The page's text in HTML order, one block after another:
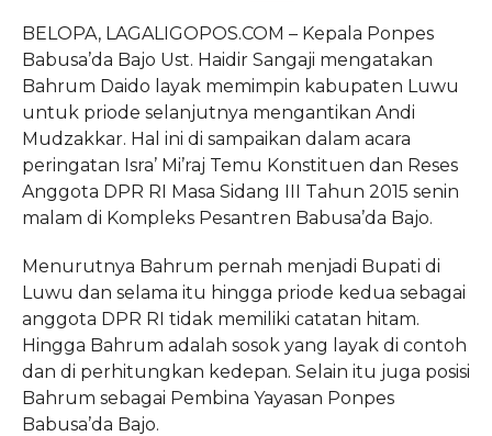
BELOPA, LAGALIGOPOS.COM – Kepala Ponpes
Babusa’da Bajo Ust. Haidir Sangaji mengatakan
Bahrum Daido layak memimpin kabupaten Luwu
untuk priode selanjutnya mengantikan Andi
Mudzakkar. Hal ini di sampaikan dalam acara
peringatan Isra’ Mi’raj Temu Konstituen dan Reses
Anggota DPR RI Masa Sidang III Tahun 2015 senin
malam di Kompleks Pesantren Babusa’da Bajo.
Menurutnya Bahrum pernah menjadi Bupati di
Luwu dan selama itu hingga priode kedua sebagai
anggota DPR RI tidak memiliki catatan hitam.
Hingga Bahrum adalah sosok yang layak di contoh
dan di perhitungkan kedepan. Selain itu juga posisi
Bahrum sebagai Pembina Yayasan Ponpes
Babusa’da Bajo.